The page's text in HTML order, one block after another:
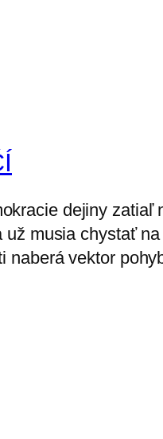
dejiny
musia chystať
naberá vektor